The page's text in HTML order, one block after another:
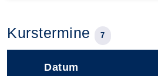
Kurstermine 7
Datum